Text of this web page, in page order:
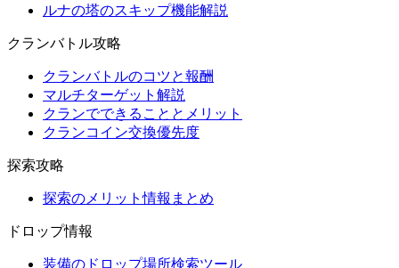
ルナの塔のスキップ機能解説
クランバトル攻略
クランバトルのコツと報酬
マルチターゲット解説
クランでできることとメリット
クランコイン交換優先度
探索攻略
探索のメリット情報まとめ
ドロップ情報
装備のドロップ場所検索ツール